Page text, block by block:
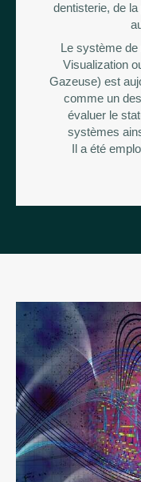
dentisterie, de
Le système
Visualization
Gazeuse) est
comme un
évaluer le
systèmes
Il a été